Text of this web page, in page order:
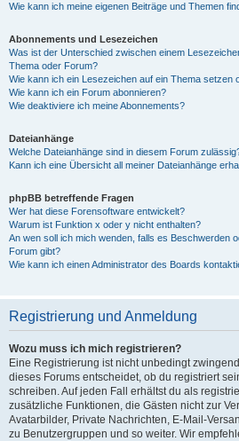
Wie kann ich meine eigenen Beiträge und Themen
Abonnements und Lesezeichen
Was ist der Unterschied zwischen einem
Thema oder Forum?
Wie kann ich ein Lesezeichen auf ein Thema setzen
Wie kann ich ein Forum abonnieren?
Wie deaktiviere ich meine Abonnements?
Dateianhänge
Welche Dateianhänge sind in diesem Forum
Kann ich eine Übersicht all meiner Dateianhänge
phpBB betreffende Fragen
Wer hat diese Forensoftware entwickelt?
Warum ist Funktion x oder y nicht enthalten?
An wen soll ich mich wenden, falls es Beschwerden
Forum gibt?
Wie kann ich einen Administrator des Boards
Registrierung und Anmeldung
Wozu muss ich mich registrieren?
Eine Registrierung ist nicht unbedingt
dieses Forums entscheidet, ob du registriert
schreiben. Auf jeden Fall erhältst du als
zusätzliche Funktionen, die Gästen nicht zur
Avatarbilder, Private Nachrichten, E-Mail-
zu Benutzergruppen und so weiter. Wir